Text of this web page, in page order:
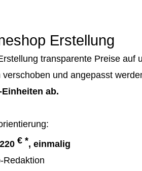
Erstellung
transparente Preise
und angepasst
ab.
€ *, einmalig
Redaktion